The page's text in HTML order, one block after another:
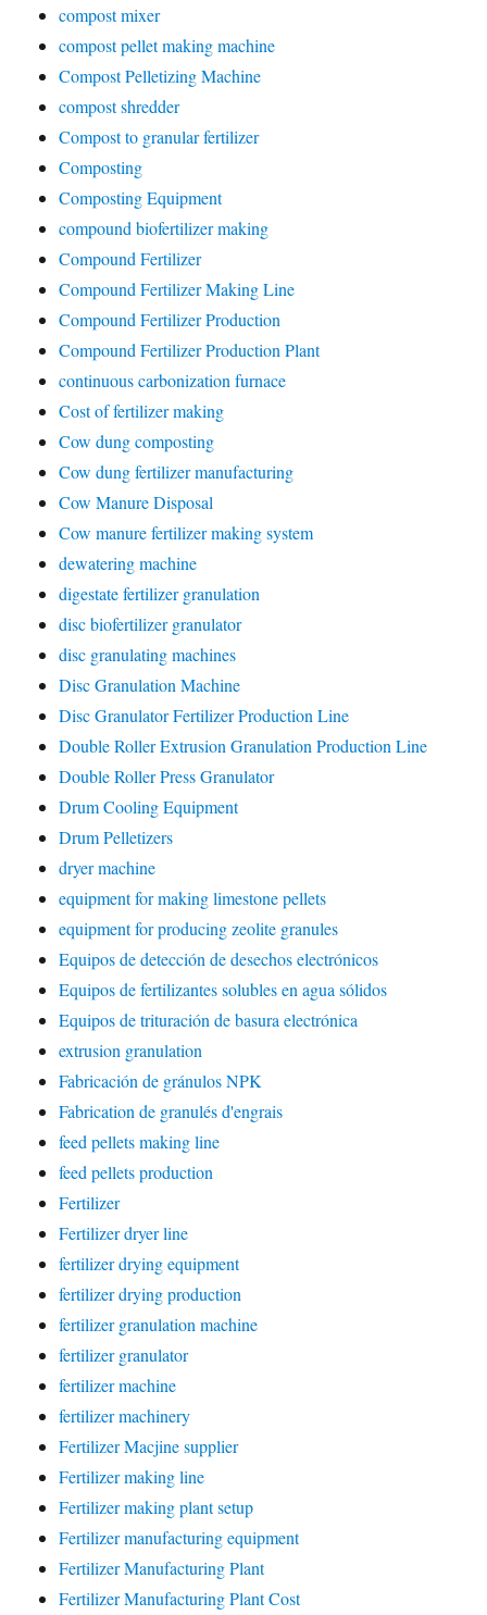
compost mixer
compost pellet making machine
Compost Pelletizing Machine
compost shredder
Compost to granular fertilizer
Composting
Composting Equipment
compound biofertilizer making
Compound Fertilizer
Compound Fertilizer Making Line
Compound Fertilizer Production
Compound Fertilizer Production Plant
continuous carbonization furnace
Cost of fertilizer making
Cow dung composting
Cow dung fertilizer manufacturing
Cow Manure Disposal
Cow manure fertilizer making system
dewatering machine
digestate fertilizer granulation
disc biofertilizer granulator
disc granulating machines
Disc Granulation Machine
Disc Granulator Fertilizer Production Line
Double Roller Extrusion Granulation Production Line
Double Roller Press Granulator
Drum Cooling Equipment
Drum Pelletizers
dryer machine
equipment for making limestone pellets
equipment for producing zeolite granules
Equipos de detección de desechos electrónicos
Equipos de fertilizantes solubles en agua sólidos
Equipos de trituración de basura electrónica
extrusion granulation
Fabricación de gránulos NPK
Fabrication de granulés d'engrais
feed pellets making line
feed pellets production
Fertilizer
Fertilizer dryer line
fertilizer drying equipment
fertilizer drying production
fertilizer granulation machine
fertilizer granulator
fertilizer machine
fertilizer machinery
Fertilizer Macjine supplier
Fertilizer making line
Fertilizer making plant setup
Fertilizer manufacturing equipment
Fertilizer Manufacturing Plant
Fertilizer Manufacturing Plant Cost